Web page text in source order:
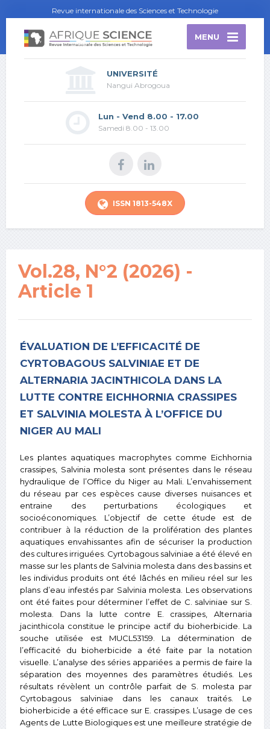
Revue internationale des Sciences et Technologie
MENU
UNIVERSITÉ
Nangui Abrogoua
Lun - Vend 8.00 - 17.00
Samedi 8.00 - 13.00
ISSN 1813-548X
Vol.28, N°2 (2026) -
Article 1
ÉVALUATION DE L’EFFICACITÉ DE
CYRTOBAGOUS SALVINIAE ET DE
ALTERNARIA JACINTHICOLA DANS LA
LUTTE CONTRE EICHHORNIA CRASSIPES
ET SALVINIA MOLESTA À L’OFFICE DU
NIGER AU MALI
Les plantes aquatiques macrophytes comme Eichhornia
crassipes, Salvinia molesta sont présentes dans le réseau
hydraulique de l’Office du Niger au Mali. L’envahissement
du réseau par ces espèces cause diverses nuisances et
entraine des perturbations écologiques et
socioéconomiques. L’objectif de cette étude est de
contribuer à la réduction de la prolifération des plantes
aquatiques envahissantes afin de sécuriser la production
des cultures irriguées. Cyrtobagous salviniae a été élevé en
masse sur les plants de Salvinia molesta dans des bassins et
les individus produits ont été lâchés en milieu réel sur les
plans d’eau infestés par Salvinia molesta. Les observations
ont été faites pour déterminer l’effet de C. salviniae sur S.
molesta. Dans la lutte contre E. crassipes, Alternaria
jacinthicola constitue le principe actif du bioherbicide. La
souche utilisée est MUCL53159. La détermination de
l’efficacité du bioherbicide a été faite par la notation
visuelle. L’analyse des séries appariées a permis de faire la
séparation des moyennes des paramètres étudiés. Les
résultats révèlent un contrôle parfait de S. molesta par
Cyrtobagous salviniae dans les canaux traités. Le
bioherbicide a été efficace sur E. crassipes. L’usage de ces
Agents de Lutte Biologiques est une meilleure stratégie de